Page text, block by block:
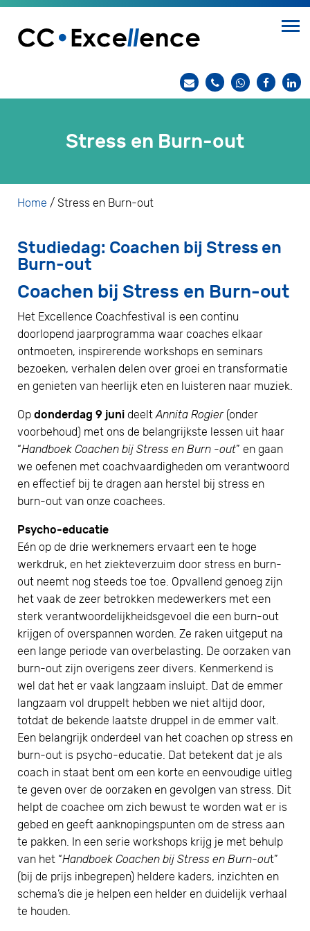
Stress en Burn-out
Home / Stress en Burn-out
Studiedag: Coachen bij Stress en
Burn-out
Coachen bij Stress en Burn-out
Het Excellence Coachfestival is een continu
doorlopend jaarprogramma waar coaches elkaar
ontmoeten, inspirerende workshops en seminars
bezoeken, verhalen delen over groei en transformatie
en genieten van heerlijk eten en luisteren naar muziek.
Op donderdag 9 juni deelt Annita Rogier (onder
voorbehoud) met ons de belangrijkste lessen uit haar
“Handboek Coachen bij Stress en Burn -out” en gaan
we oefenen met coachvaardigheden om verantwoord
en effectief bij te dragen aan herstel bij stress en
burn-out van onze coachees.
Psycho-educatie
Eén op de drie werknemers ervaart een te hoge
werkdruk, en het ziekteverzuim door stress en burn-
out neemt nog steeds toe toe. Opvallend genoeg zijn
het vaak de zeer betrokken medewerkers met een
sterk verantwoordelijkheidsgevoel die een burn-out
krijgen of overspannen worden. Ze raken uitgeput na
een lange periode van overbelasting. De oorzaken van
burn-out zijn overigens zeer divers. Kenmerkend is
wel dat het er vaak langzaam insluipt. Dat de emmer
langzaam vol druppelt hebben we niet altijd door,
totdat de bekende laatste druppel in de emmer valt.
Een belangrijk onderdeel van het coachen op stress en
burn-out is psycho-educatie. Dat betekent dat je als
coach in staat bent om een korte en eenvoudige uitleg
te geven over de oorzaken en gevolgen van stress. Dit
helpt de coachee om zich bewust te worden wat er is
gebed en geeft aanknopingspunten om de stress aan
te pakken. In een serie workshops krijg je met behulp
van het “Handboek Coachen bij Stress en Burn-out”
(bij de prijs inbegrepen) heldere kaders, inzichten en
schema’s die je helpen een helder en duidelijk verhaal
te houden.